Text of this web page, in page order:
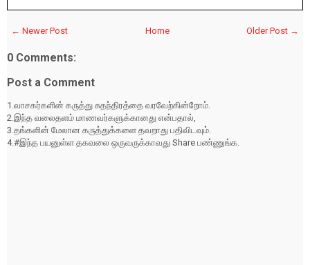
← Newer Post Older Post →
Home
0 Comments:
Post a Comment
1.வாசகர்களின் கருத்து சுதந்திரத்தை வரவேற்கின்றோம்.
2.இந்த வலைதளம் மாணவர்களுக்கானது என்பதால்,
3.தங்களின் மேலான கருத்துக்களை தவறாது பதிவிடவும்.
4.#இந்த பயனுள்ள தகவலை ஒருவருக்காவது Share பண்ணுங்க.